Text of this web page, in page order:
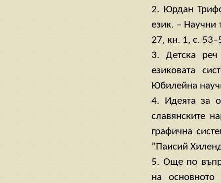
2. Юрдан
език. – Научни
27, кн. 1, с.
3. Детска
езиковата
Юбилейна
4. Идеята за
славянските
графична
”Паисий
5. Още по
на